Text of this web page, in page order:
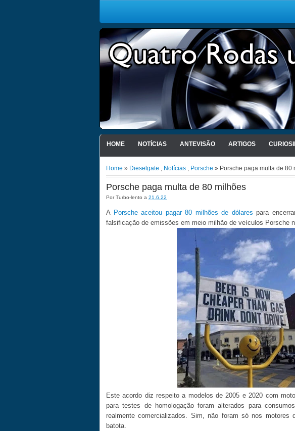
HOME NOTÍCIAS ANTEVISÃO ARTIGOS
Home » Dieselgate , Notícias , Porsche » Porsche paga multa de 80
Porsche paga multa de 80 milhões
PorTurbo-lento a 21.6.22
A Porsche aceitou pagar 80 milhões de dólares para
falsificação de emissões em meio milhão de veículos Porsche
Este acordo diz respeito a modelos de 2005 e 2020 com
para testes de homologação foram alterados para
realmente comercializados. Sim, não foram só nos
batota.